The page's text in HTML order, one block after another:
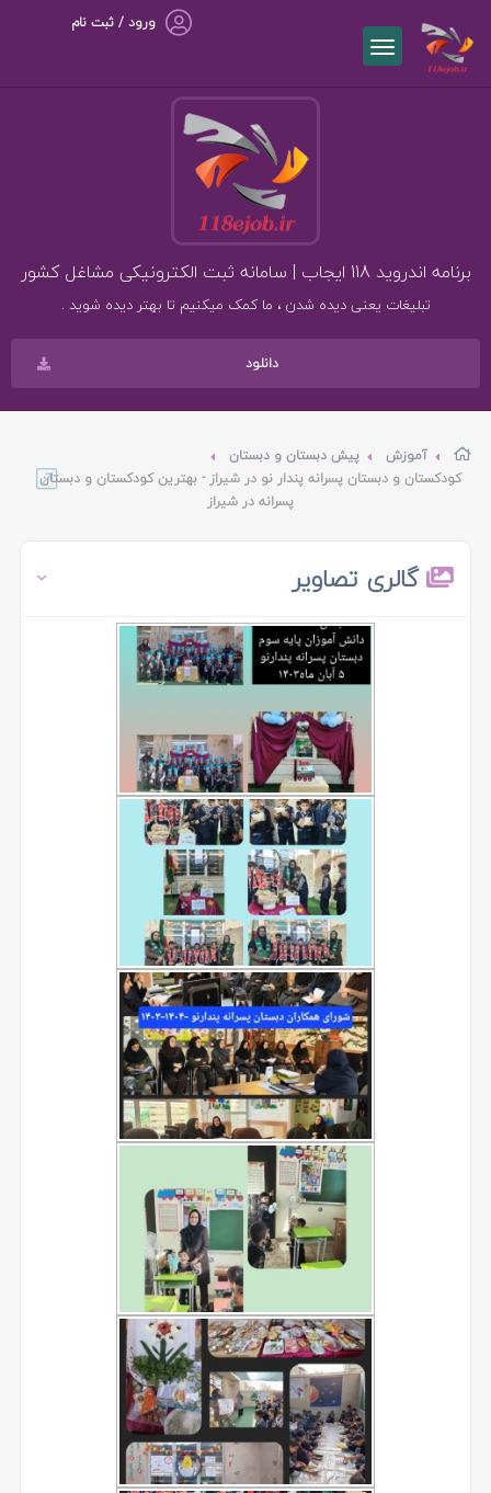
ورود / ثبت نام
برنامه اندروید 118 ایجاب | سامانه ثبت الکترونیکی مشاغل کشور
تبلیغات یعنی دیده شدن ، ما کمک میکنیم تا بهتر دیده شوید .
دانلود
آموزش
پیش دبستان و دبستان
کودکستان و دبستان پسرانه پندار نو در شیراز - بهترین کودکستان و دبستان
پسرانه در شیراز
گالری تصاویر